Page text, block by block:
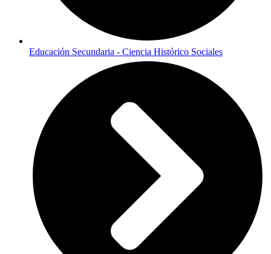
Educación Secundaria - Ciencia Histórico Sociales